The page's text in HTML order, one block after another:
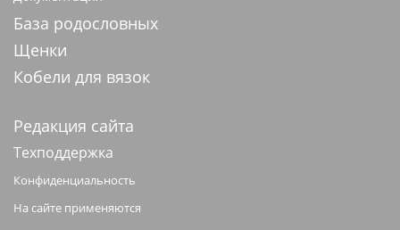
База родословных
Щенки
Кобели для вязок
Редакция сайта
Техподдержка
Конфиденциальность
На сайте применяются